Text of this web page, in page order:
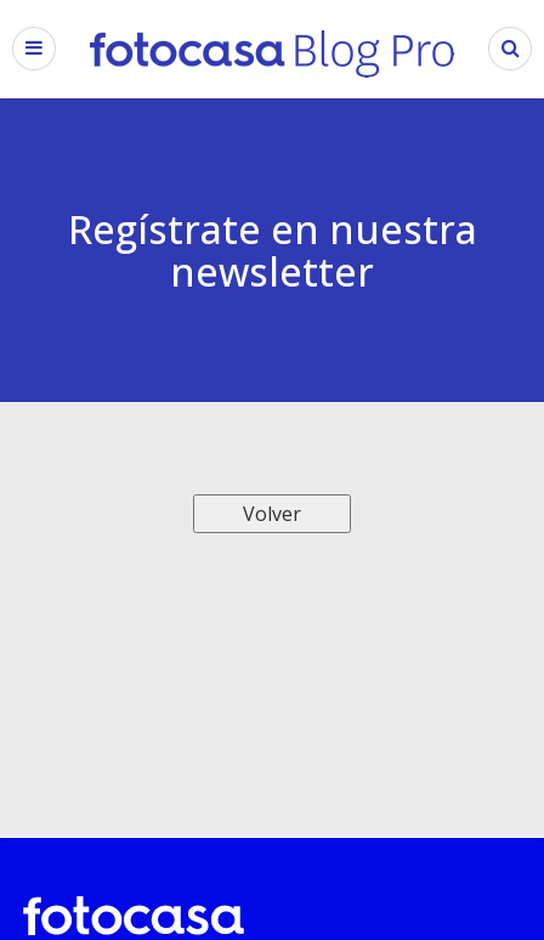
Regístrate en nuestra
newsletter
Volver